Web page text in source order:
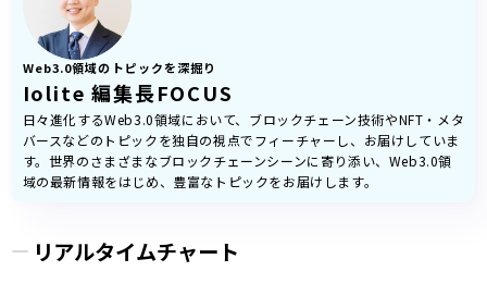
Web3.0領域のトピックを深掘り
Iolite 編集長FOCUS
日々進化するWeb3.0領域において、ブロックチェーン技術やNFT・メタ
バースなどのトピックを独自の視点でフィーチャーし、お届けしていま
す。世界のさまざまなブロックチェーンシーンに寄り添い、Web3.0領
域の最新情報をはじめ、豊富なトピックをお届けします。
リアルタイムチャート